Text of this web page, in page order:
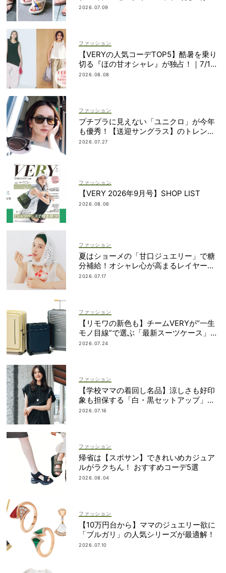
ママ多数
2026.07.09
ファッション
【VERYの人気コーデTOP5】酷暑を乗り
切る『ほの甘オシャレ』が独占！｜7/1
1〜20
2026.08.08
ファッション
プチプラに見えない「ユニクロ」が今年
も優秀！【送迎サングラス】のトレンド
は“黒”のフレーム
2026.07.27
ファッション
【VERY 2026年9月号】SHOP LIST
2026.08.06
ファッション
夏はショーメの「甘口ジュエリー」で糖
分補給！オシャレ心が高まるレイヤード
術
2026.07.17
ファッション
【リモワの新色も】チームVERYが“一生
モノ目線”で選ぶ「最新スーツケース」5
選！
2026.07.24
ファッション
【学校ママの着回し名品】涼しさも好印
象も担保する「白・黒セットアップ」決
定版
2026.07.16
ファッション
帰省は【スポサン】できれいめカジュア
ルがラクちん！ おすすめコーデ5選
2026.08.04
ファッション
【10万円台から】ママのジュエリー欲に
「ブルガリ」の人気シリーズが最適解！
2026.07.10